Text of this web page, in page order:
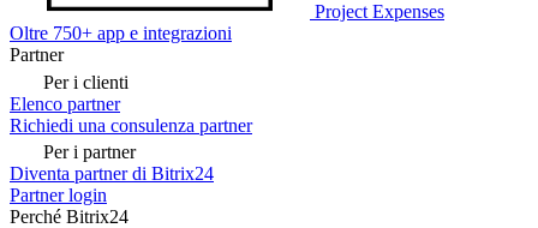
Project Expenses
Oltre 750+ app e integrazioni
Partner
Per i clienti
Elenco partner
Richiedi una consulenza partner
Per i partner
Diventa partner di Bitrix24
Partner login
Perché Bitrix24